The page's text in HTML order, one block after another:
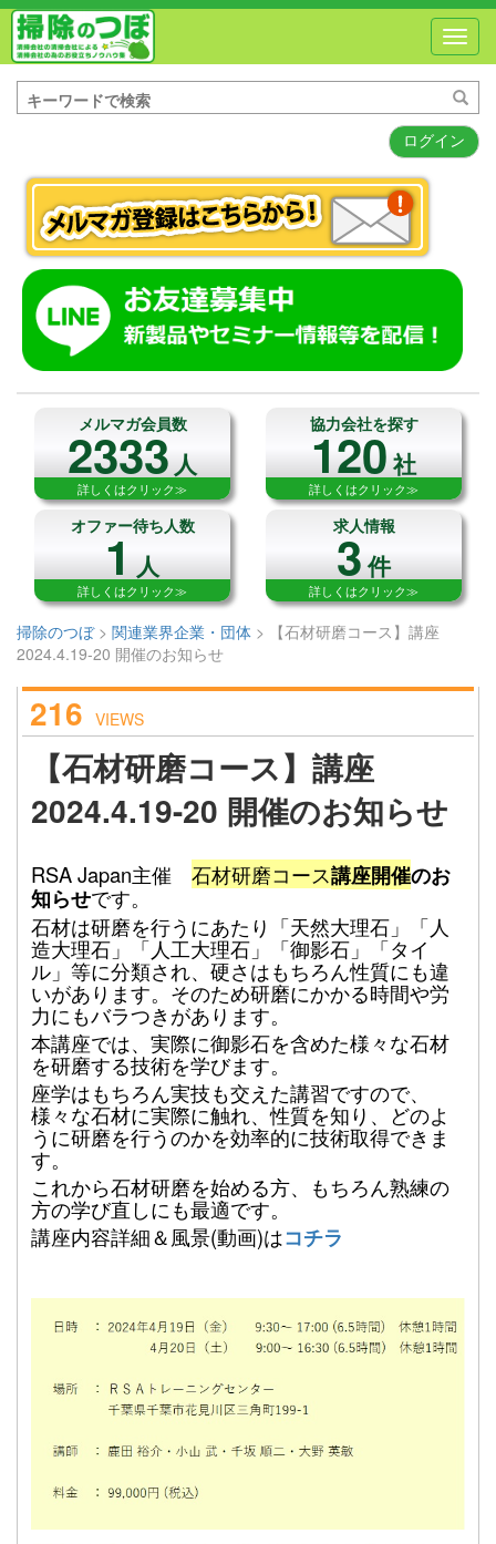
ログイン
メルマガ会員数
2333人
詳しくはクリック≫
協力会社を探す
120社
詳しくはクリック≫
オファー待ち人数
1人
詳しくはクリック≫
求人情報
3件
詳しくはクリック≫
掃除のつぼ> 関連業界企業・団体 >
【石材研磨コース】講座
2024.4.19-20 開催のお知らせ
216 VIEWS
【石材研磨コース】講座
2024.4.19-20 開催のお知らせ
RSA Japan主催 石材研磨コース講座開催のお
知らせです。
石材は研磨を行うにあたり「天然大理石」「人
造大理石」「人工大理石」「御影石」「タイ
ル」等に分類され、 硬さはもちろん性質にも違
いがあります。そのため研磨にかかる時間や労
力にもバラつきがあります。
本講座では、実際に御影石を含めた様々な石材
を研磨する技術を学びます。
座学はもちろん実技も交えた講習ですので、
様々な石材に実際に触れ、性質を知り、どのよ
うに研磨を行うのかを効率的に技術取得できま
す。
これから石材研磨を始める方、もちろん熟練の
方の学び直しにも最適です。
講座内容詳細＆風景(動画)はコチラ